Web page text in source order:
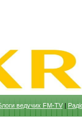
ведучих FM-TV|